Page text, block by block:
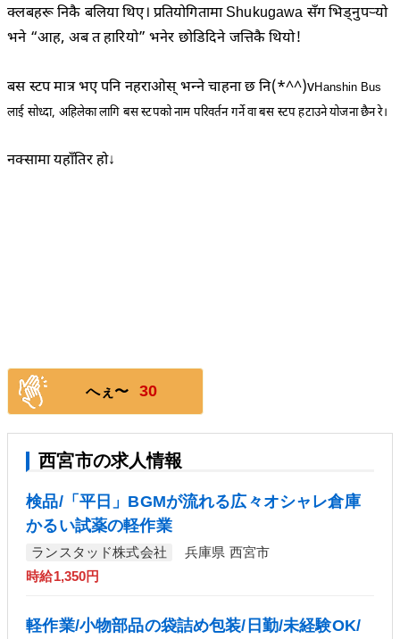
क्लबहरू निकै बलिया थिए। प्रतियोगितामा Shukugawa सँग भिड्नुपर्‍यो
भने “आह, अब त हारियो” भनेर छोडिदिने जत्तिकै थियो!
बस स्टप मात्र भए पनि नहराओस् भन्ने चाहना छ नि(*^^)vHanshin Bus
लाई सोध्दा, अहिलेका लागि बस स्टपको नाम परिवर्तन गर्ने वा बस स्टप हटाउने योजना छैन रे।
नक्सामा यहाँतिर हो↓
へぇ〜 30
西宮市の求人情報
検品/「平日」BGMが流れる広々オシャレ倉庫
かるい試薬の軽作業
ランスタッド株式会社
兵庫県 西宮市
時給1,350円
軽作業/小物部品の袋詰め包装/日勤/未経験OK/